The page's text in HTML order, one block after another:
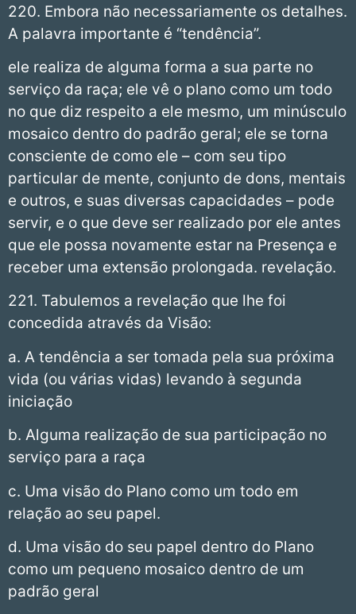
220. Embora não necessariamente os detalhes.
A palavra importante é “tendência”.
ele realiza de alguma forma a sua parte no
serviço da raça; ele vê o plano como um todo
no que diz respeito a ele mesmo, um minúsculo
mosaico dentro do padrão geral; ele se torna
consciente de como ele – com seu tipo
particular de mente, conjunto de dons, mentais
e outros, e suas diversas capacidades – pode
servir, e o que deve ser realizado por ele antes
que ele possa novamente estar na Presença e
receber uma extensão prolongada. revelação.
221. Tabulemos a revelação que lhe foi
concedida através da Visão:
a. A tendência a ser tomada pela sua próxima
vida (ou várias vidas) levando à segunda
iniciação
b. Alguma realização de sua participação no
serviço para a raça
c. Uma visão do Plano como um todo em
relação ao seu papel.
d. Uma visão do seu papel dentro do Plano
como um pequeno mosaico dentro de um
padrão geral